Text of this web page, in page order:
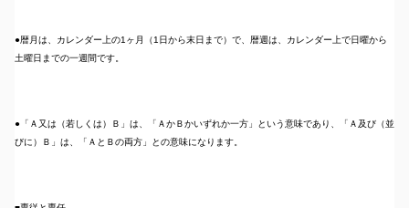
●暦月は、カレンダー上の1ヶ月（1日から末日まで）で、暦週は、カレンダー上で日曜から
土曜日までの一週間です。
●「Ａ又は（若しくは）Ｂ」は、「ＡかＢかいずれか一方」という意味であり、「Ａ及び（並
びに）Ｂ」は、「ＡとＢの両方」との意味になります。